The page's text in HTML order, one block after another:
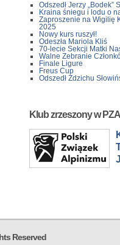
Odszedł Jerzy „Bodek”
Kraina śniegu i lodu o
Zaproszenie na Wigilię
2025
Nowy kurs ruszył!
Odeszła Mariola Kliś
70-lecie Sekcji Matki
Walne Zebranie
Finale Ligure
Freus Cup
Odszedł Zdzichu
Klub zrzeszony w PZA
Reserved